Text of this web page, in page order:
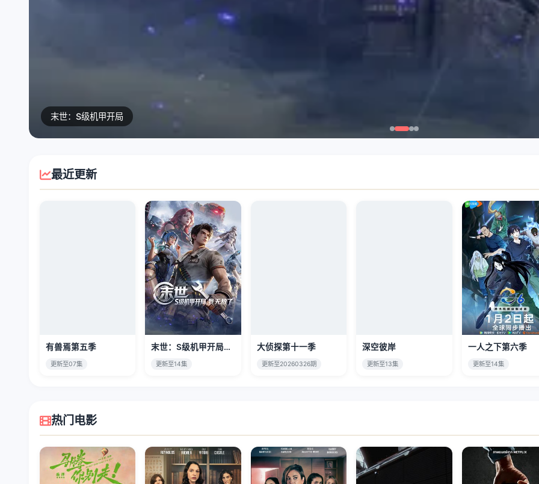
大侦探第十一季
最近更新
有兽焉第五季
更新至07集
末世：S级机甲开局，我无敌了
更新至14集
大侦探第十一季
更新至20260326期
深空彼岸
更新至13集
一人之下第六季
更新至14集
热门电影